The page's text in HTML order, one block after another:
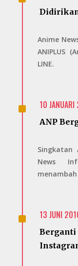
Anime
ANIPLUS
LINE.
^ 10
ANP
Singkatan
News
^ 13 JUNI
Berganti